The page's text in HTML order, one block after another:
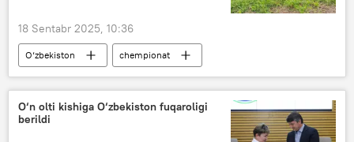
18 Sentabr 2025, 10:36
O‘zbekiston
chempionat
Mudofaa vazirligi
harbiylar
qurol
Janubiy Koreya
O‘n olti kishiga O‘zbekiston fuqaroligi
berildi